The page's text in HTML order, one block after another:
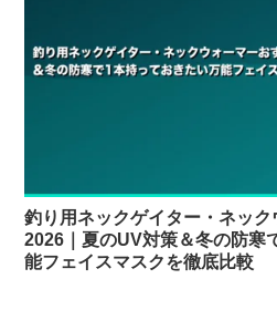
釣り用ネックゲイター・ネッ
2026｜夏のUV対策＆冬の防寒
能フェイスマスクを徹底比較